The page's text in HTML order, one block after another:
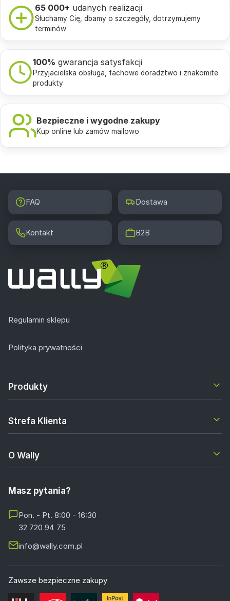
65 000+ udanych realizacji
Słuchamy Cię, dbamy o szczegóły, dotrzymujemy
terminów
100% gwarancja satysfakcji
Przyjacielska obsługa, fachowe doradztwo i znakomite
produkty
Bezpieczne i wygodne zakupy
Kup online lub zamów mailowo
FAQ Dostawa
Kontakt B2B
Regulamin sklepu
Polityka prywatności
Produkty
Strefa Klienta
O Wally
Masz pytania?
Pon. - Pt. 8:00 - 16:30
32 720 94 75
info@wally.com.pl
Zawsze bezpieczne zakupy